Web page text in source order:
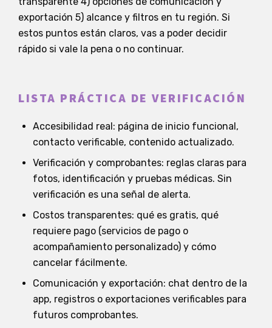
exportación 5) alcance y filtros en tu región. Si
estos puntos están claros, vas a poder decidir
rápido si vale la pena o no continuar.
LISTA PRÁCTICA DE VERIFICACIÓN
Accesibilidad real: página de inicio funcional,
contacto verificable, contenido actualizado.
Verificación y comprobantes: reglas claras para
fotos, identificación y pruebas médicas. Sin
verificación es una señal de alerta.
Costos transparentes: qué es gratis, qué
requiere pago (servicios de pago o
acompañamiento personalizado) y cómo
cancelar fácilmente.
Comunicación y exportación: chat dentro de la
app, registros o exportaciones verificables para
futuros comprobantes.